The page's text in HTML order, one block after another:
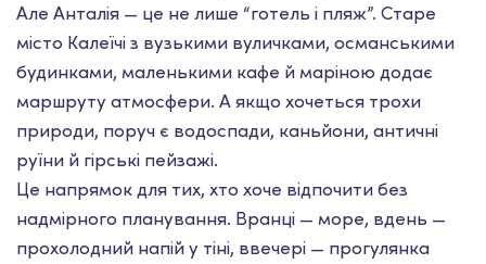
Але Анталія — це не лише “готель і пляж”. Старе
місто Калеїчі з вузькими вуличками, османськими
будинками, маленькими кафе й маріною додає
маршруту атмосфери. А якщо хочеться трохи
природи, поруч є водоспади, каньйони, античні
руїни й гірські пейзажі.
Це напрямок для тих, хто хоче відпочити без
надмірного планування. Вранці — море, вдень —
прохолодний напій у тіні, ввечері — прогулянка